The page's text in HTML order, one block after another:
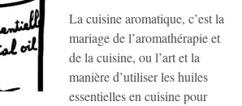
La cuisine aromatique, c’est la
mariage de l’aromathérapie et
de la cuisine, ou l’art et la
manière d’utiliser les huiles
essentielles en cuisine pour